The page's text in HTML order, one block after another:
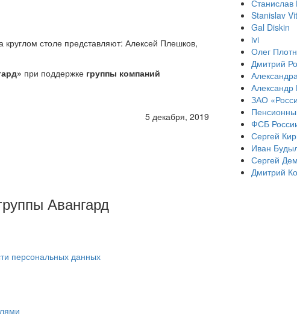
столе представляют: Алексей Плешков,
при поддержке группы компаний
5 декабря, 2019
Станислав
Stanislav
Gal Diskin
ivi
Олег
Дмитрий
Александр
ЗАО
ФСБ
Сергей
Иван
Сергей
Дмитрий
Авангард
персональных данных